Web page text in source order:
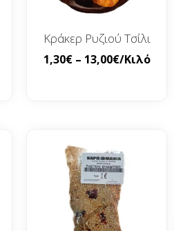
Κράκερ Ρυζιού Τσίλι
1,30€ – 13,00€/Κιλό